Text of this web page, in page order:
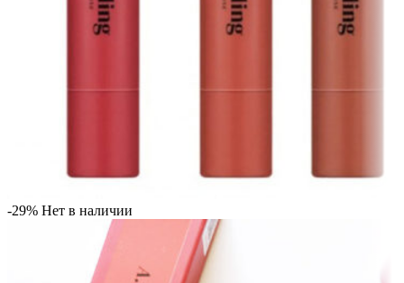
-29% Нет в наличии